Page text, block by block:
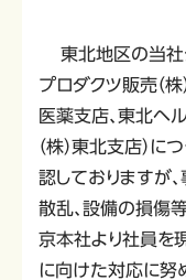
東北地区の当社
プロダクツ販売（株
医薬支店、東北ヘ
（株）東北支店）
認しておりますが
散乱、設備の損傷
京本社より社員を
に向けた対応に努